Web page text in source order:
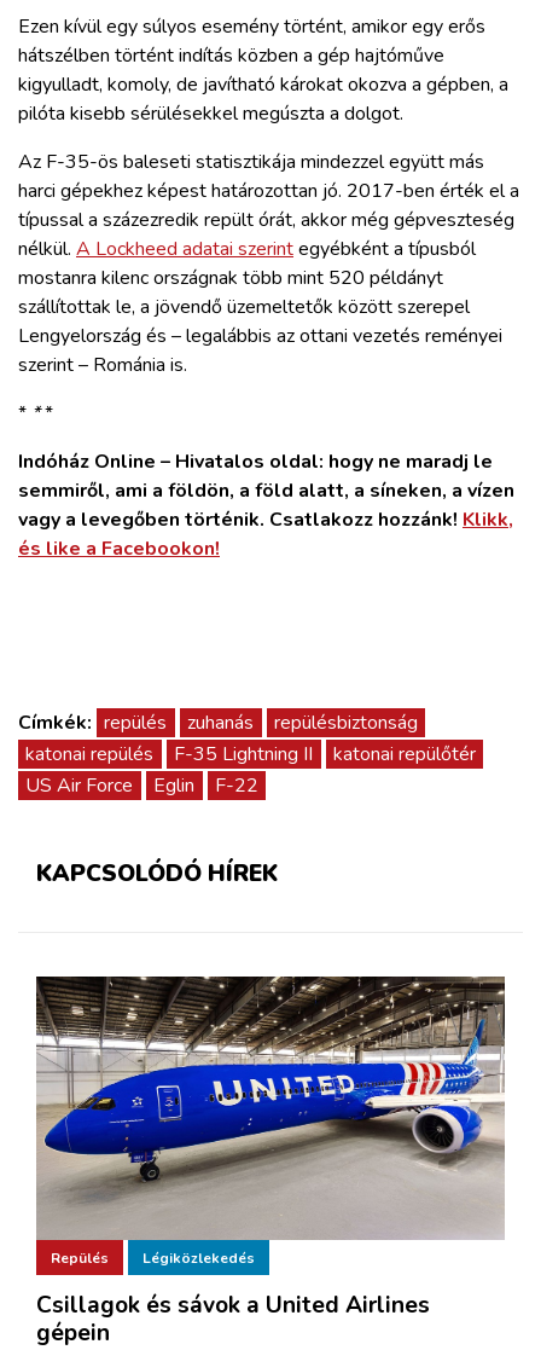
Ezen kívül egy súlyos esemény történt, amikor egy erős
hátszélben történt indítás közben a gép hajtóműve
kigyulladt, komoly, de javítható károkat okozva a gépben, a
pilóta kisebb sérülésekkel megúszta a dolgot.
Az F-35-ös baleseti statisztikája mindezzel együtt más
harci gépekhez képest határozottan jó. 2017-ben érték el a
típussal a százezredik repült órát, akkor még gépveszteség
nélkül. A Lockheed adatai szerintegyébként a típusból
mostanra kilenc országnak több mint 520 példányt
szállítottak le, a jövendő üzemeltetők között szerepel
Lengyelország és – legalábbis az ottani vezetés reményei
szerint – Románia is.
* **
Indóház Online – Hivatalos oldal: hogy ne maradj le
semmiről, ami a földön, a föld alatt, a síneken, a vízen
vagy a levegőben történik. Csatlakozz hozzánk! Klikk,
és like a Facebookon!
Címkék: repülés zuhanás
repülésbiztonság
katonai repülés
F-35 Lightning II
katonai repülőtér
US Air Force
Eglin F-22
KAPCSOLÓDÓ HÍREK
Repülés Légiközlekedés
Csillagok és sávok a United Airlines
gépein